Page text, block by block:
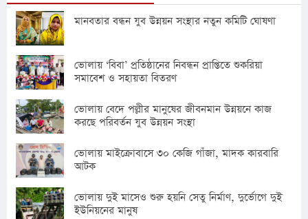
মানবতার বন্ধন যুব উন্নয়ন সংস্থার নতুন কমিটি ঘোষণা
ভোলায় ‘বিবা’ প্রতিষ্ঠানের নিবন্ধন প্রাপ্তিতে শুকরিয়া
সমাবেশ ও সহায়তা বিতরণ
ভোলায় বেদে পল্লীর মানুষের জীবনমান উন্নয়নে কাজ
করছে পরিবর্তন যুব উন্নয়ন সংস্থা
ভোলায় মাইক্রোবাসে ৩০ কেজি গাঁজা, মাদক কারবারি
আটক
ভোলায় দুই মাসেও শুরু হয়নি সেতু নির্মাণ, দুর্ভোগে দুই
ইউনিয়নের মানুষ